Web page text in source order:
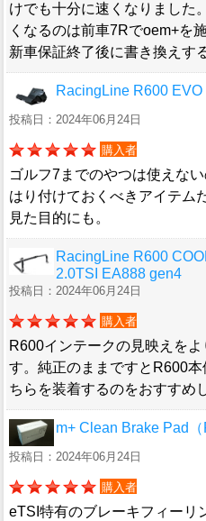
けでも十分に速くなりました
くなるのは前車7Rでoem+を
新車保証終了後に書き換えす
RacingLine R600
投稿日：2024年06月24日
購入者
ゴルフ7までのやつは使えな
はり付けておくべきアイテム
見た目的にも。
RacingLine R600
2.0TSI EA888 gen4
投稿日：2024年06月24日
購入者
R600インテークの見映えを
す。純正のままですとR600
ちらを装着するのをおすすめ
m+ Clean Brake Pad（
投稿日：2024年06月24日
購入者
eTSI特有のブレーキフィーリ